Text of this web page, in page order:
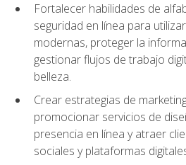
Fortalecer habilidades de
seguridad en línea para
modernas, proteger la
gestionar flujos de trabajo
belleza.
Crear estrategias de
promocionar servicios de
presencia en línea y atraer
sociales y plataformas